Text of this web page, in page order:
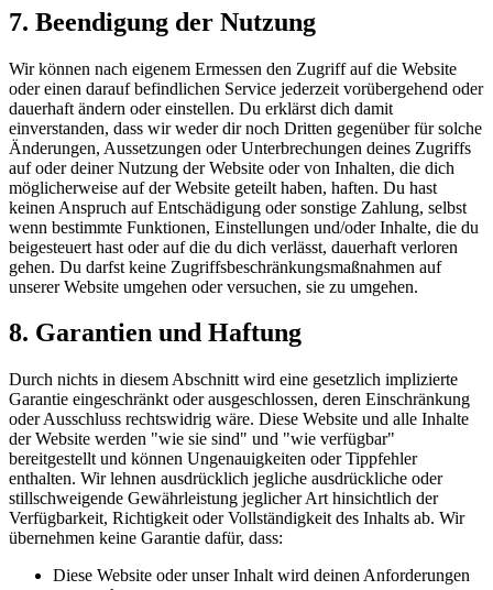
7. Beendigung der Nutzung
Wir können nach eigenem Ermessen den Zugriff auf die Website
oder einen darauf befindlichen Service jederzeit vorübergehend oder
dauerhaft ändern oder einstellen. Du erklärst dich damit
einverstanden, dass wir weder dir noch Dritten gegenüber für solche
Änderungen, Aussetzungen oder Unterbrechungen deines Zugriffs
auf oder deiner Nutzung der Website oder von Inhalten, die dich
möglicherweise auf der Website geteilt haben, haften. Du hast
keinen Anspruch auf Entschädigung oder sonstige Zahlung, selbst
wenn bestimmte Funktionen, Einstellungen und/oder Inhalte, die du
beigesteuert hast oder auf die du dich verlässt, dauerhaft verloren
gehen. Du darfst keine Zugriffsbeschränkungsmaßnahmen auf
unserer Website umgehen oder versuchen, sie zu umgehen.
8. Garantien und Haftung
Durch nichts in diesem Abschnitt wird eine gesetzlich implizierte
Garantie eingeschränkt oder ausgeschlossen, deren Einschränkung
oder Ausschluss rechtswidrig wäre. Diese Website und alle Inhalte
der Website werden "wie sie sind" und "wie verfügbar"
bereitgestellt und können Ungenauigkeiten oder Tippfehler
enthalten. Wir lehnen ausdrücklich jegliche ausdrückliche oder
stillschweigende Gewährleistung jeglicher Art hinsichtlich der
Verfügbarkeit, Richtigkeit oder Vollständigkeit des Inhalts ab. Wir
übernehmen keine Garantie dafür, dass:
Diese Website oder unser Inhalt wird deinen Anforderungen